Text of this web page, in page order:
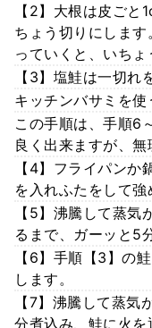
【2】大根は皮ご
ちょう切りにしま
っていくと、いちょ
【3】塩鮭は一切れ
キッチンバサミを使
この手順は、手順6
良く出来ますが、無
【4】フライパン
を入れふたをして強
【5】沸騰して蒸気
るまで、ガーッと5
【6】手順【3】の
します。
【7】沸騰して蒸
分煮込み、鮭に火を